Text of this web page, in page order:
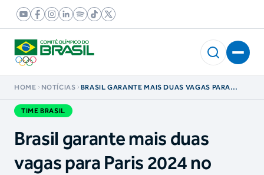
HOME NOTÍCIAS
BRASIL GARANTE MAIS DUAS VAGAS PARA
TIME BRASIL
Brasil garante mais duas
vagas para Paris 2024 no